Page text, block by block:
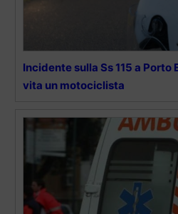
Incidente sulla Ss 115 a Porto
vita un motociclista